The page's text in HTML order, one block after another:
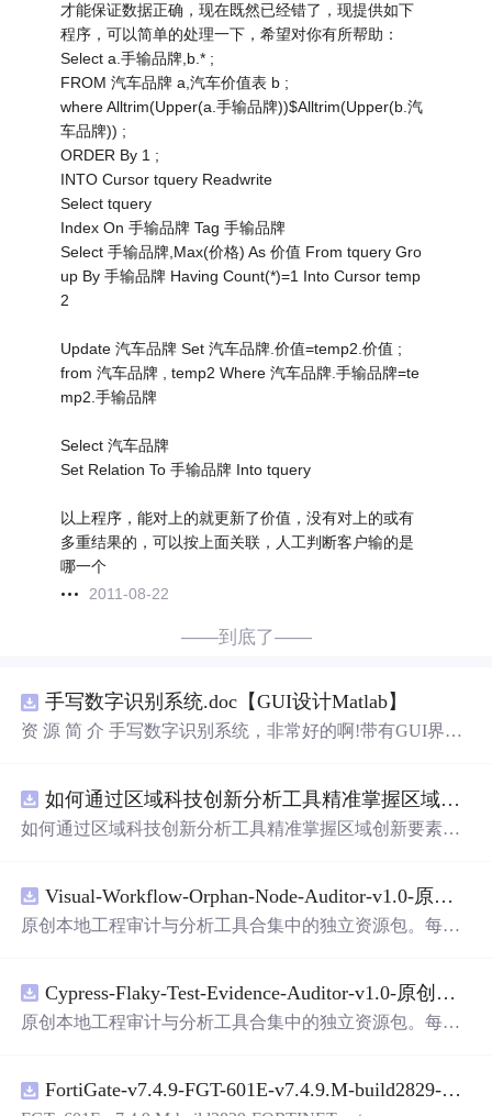
才能保证数据正确，现在既然已经错了，现提供如下
程序，可以简单的处理一下，希望对你有所帮助：
Select a.手输品牌,b.* ;
FROM 汽车品牌 a,汽车价值表 b ;
where Alltrim(Upper(a.手输品牌))$Alltrim(Upper(b.汽
车品牌)) ;
ORDER By 1 ;
INTO Cursor tquery Readwrite
Select tquery
Index On 手输品牌 Tag 手输品牌
Select 手输品牌,Max(价格) As 价值 From tquery Gro
up By 手输品牌 Having Count(*)=1 Into Cursor temp
2
Update 汽车品牌 Set 汽车品牌.价值=temp2.价值 ;
from 汽车品牌 , temp2 Where 汽车品牌.手输品牌=te
mp2.手输品牌
Select 汽车品牌
Set Relation To 手输品牌 Into tquery
以上程序，能对上的就更新了价值，没有对上的或有
多重结果的，可以按上面关联，人工判断客户输的是
哪一个
2011-08-22
——到底了——
手写数字识别系统.doc【GUI设计Matlab】
资 源 简 介 手写数字识别系统，非常好的啊!带有GUI界
带有直观的图形用户界面（GUI），非常容易使用。你只
需要将手写数字输入系统，它将立即给出准确的识别结
是一个非常方便和实用的工具，你一定会喜欢它的！
如何通过区域科技创新分析工具精准掌握区域创新要素分布与产业链融合现状？.docx
如何通过区域科技创新分析工具精准掌握区域创新要素分
Visual-Workflow-Orphan-Node-Auditor-v1.0-原创源码与文档.zip
原创本地工程审计与分析工具合集中的独立资源包。每个
README、运行说明、功能清单、MIT License及原创与授
权声明。解压后进入project目录，执行npm test验证算法，
目源码、Logo、官方截图、论文、生产日志或其他受限素
材。适合前端开发、AI应用工程、测试审计和课程实践。
Cypress-Flaky-Test-Evidence-Auditor-v1.0-原创源码与文档.zip
原创本地工程审计与分析工具合集中的独立资源包。每个
README、运行说明、功能清单、MIT License及原创与授
FortiGate-v7.4.9-FGT-601E-v7.4.9.M-build2829-FORTINET.out